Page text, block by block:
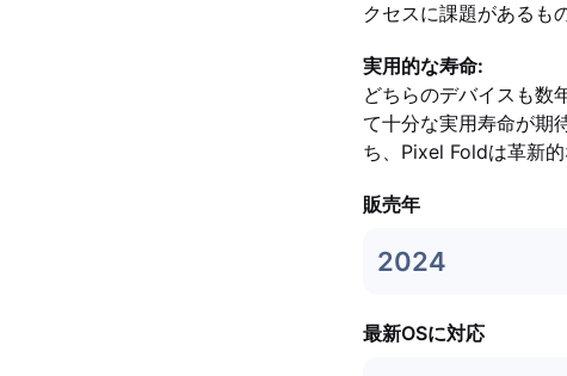
クセスに課題があるも
実用的な寿命:
どちらのデバイスも数
て十分な実用寿命が期
ち、Pixel Foldは革新
販売年
2024
最新OSに対応